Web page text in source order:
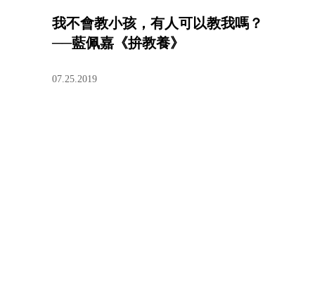
我不會教小孩，有人可以教我嗎？
──藍佩嘉《拚教養》
07.25.2019